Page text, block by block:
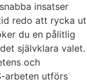
insatser
redo att rycka ut
du en pålitlig
självklara valet.
och
arbeten utförs